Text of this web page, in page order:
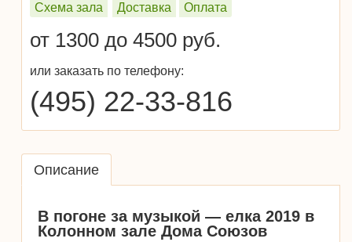
Схема зала Доставка Оплата
от 1300 до 4500 руб.
или заказать по телефону:
(495) 22-33-816
Описание
В погоне за музыкой — елка 2019 в
Колонном зале Дома Союзов